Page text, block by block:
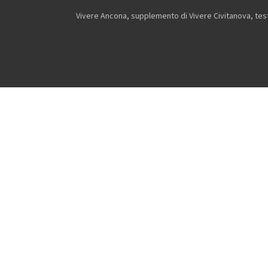
Vivere Ancona, supplemento di Vivere Civitanova,